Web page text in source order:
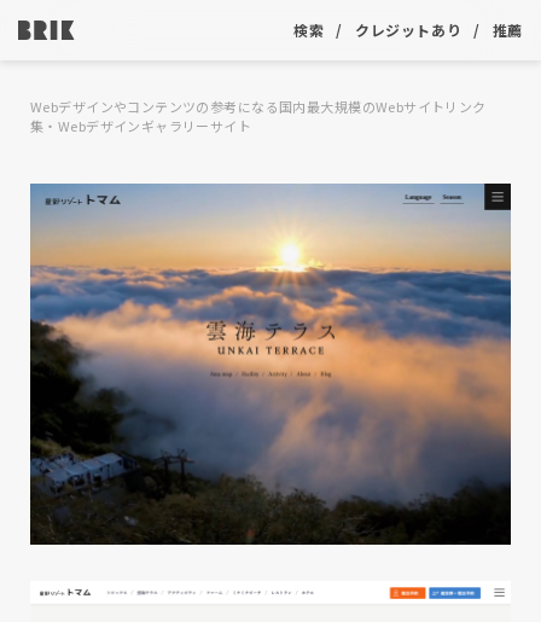
検索 クレジットあり 推薦
Webデザインやコンテンツの参考になる国内最大規模のWebサイトリンク
集・Webデザインギャラリーサイト